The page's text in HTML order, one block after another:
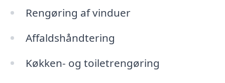
Rengøring af vinduer
Affaldshåndtering
Køkken- og toiletrengøring